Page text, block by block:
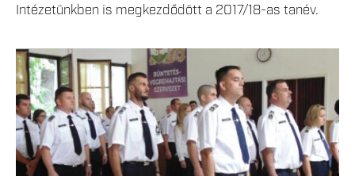
Intézetünkben is megkezdődött a 2017/18-as tanév.